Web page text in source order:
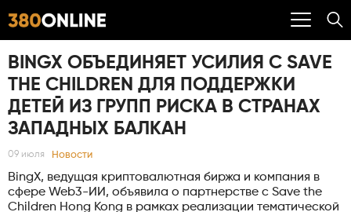
BINGX ОБЪЕДИНЯЕТ УСИЛИЯ С SAVE
THE CHILDREN ДЛЯ ПОДДЕРЖКИ
ДЕТЕЙ ИЗ ГРУПП РИСКА В СТРАНАХ
ЗАПАДНЫХ БАЛКАН
09 июля Новости
BingX, ведущая криптовалютная биржа и компания в
сфере Web3-ИИ, объявила о партнерстве с Save the
Children Hong Kong в рамках реализации тематической